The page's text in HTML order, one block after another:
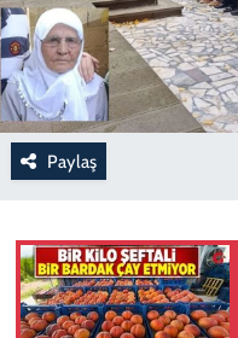
Paylaş